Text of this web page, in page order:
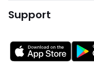
Support